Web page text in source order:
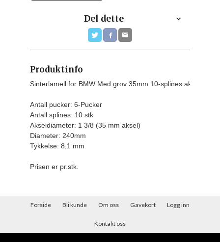
Del dette
Produktinfo
Sinterlamell for BMW Med grov 35mm 10-splines aksel
Antall pucker: 6-Pucker
Antall splines: 10 stk
Akseldiameter: 1 3/8 (35 mm aksel)
Diameter: 240mm
Tykkelse: 8,1 mm
Prisen er pr.stk.
Forside Bli kunde Om oss Gavekort Logg inn
Kontakt oss